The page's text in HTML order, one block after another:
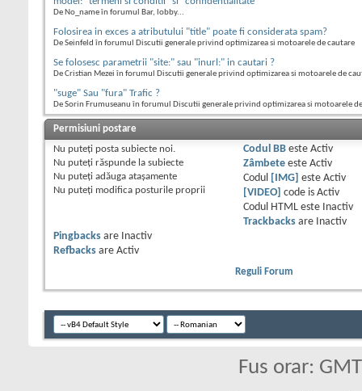
De No_name în forumul Bar, lobby...
Folosirea in exces a atributului "title" poate fi considerata spam?
De Seinfeld în forumul Discutii generale privind optimizarea si motoarele de cautare
Se folosesc parametrii "site:" sau "inurl:" in cautari ?
De Cristian Mezei în forumul Discutii generale privind optimizarea si motoarele de
"suge" Sau "fura" Trafic ?
De Sorin Frumuseanu în forumul Discutii generale privind optimizarea si motoarele
Permisiuni postare
Nu puteţi posta subiecte noi.
Nu puteţi răspunde la subiecte
Nu puteţi adăuga ataşamente
Nu puteţi modifica posturile proprii
Codul BBeste Activ
Zâmbeteeste Activ
Codul
[IMG] este Activ
[VIDEO]
code is Activ
Codul HTML este
Inactiv
Trackbacksare
Inactiv
Pingbacks are
Inactiv
Refbacks are Activ
Reguli Forum
Fus orar: